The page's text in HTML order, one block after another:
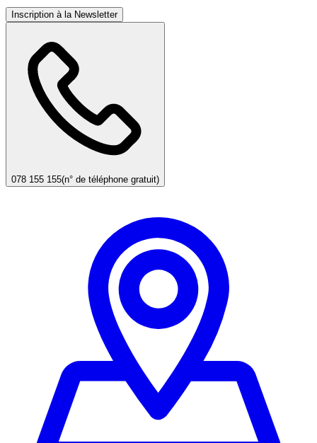
Inscription à la Newsletter
078 155 155(n° de téléphone gratuit)